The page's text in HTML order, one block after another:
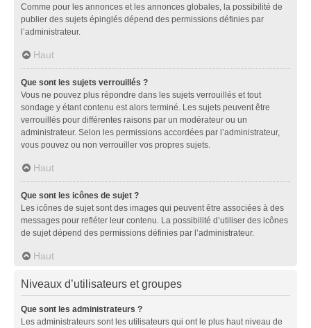
Comme pour les annonces et les annonces globales, la possibilité de
publier des sujets épinglés dépend des permissions définies par
l’administrateur.
Haut
Que sont les sujets verrouillés ?
Vous ne pouvez plus répondre dans les sujets verrouillés et tout
sondage y étant contenu est alors terminé. Les sujets peuvent être
verrouillés pour différentes raisons par un modérateur ou un
administrateur. Selon les permissions accordées par l’administrateur,
vous pouvez ou non verrouiller vos propres sujets.
Haut
Que sont les icônes de sujet ?
Les icônes de sujet sont des images qui peuvent être associées à des
messages pour refléter leur contenu. La possibilité d’utiliser des icônes
de sujet dépend des permissions définies par l’administrateur.
Haut
Niveaux d’utilisateurs et groupes
Que sont les administrateurs ?
Les administrateurs sont les utilisateurs qui ont le plus haut niveau de